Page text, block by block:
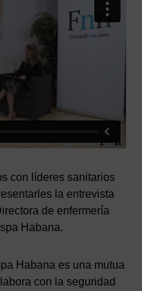
con líderes sanitarios
la entrevista
de enfermería
Habana.
Habana es una mutua
con la seguridad